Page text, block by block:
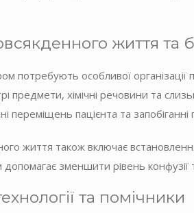
життя та
потребують особливої
предмети, хімічні речовини та
переміщень пацієнта та
життя також включає
зменшити рівень конфузії
та помічники